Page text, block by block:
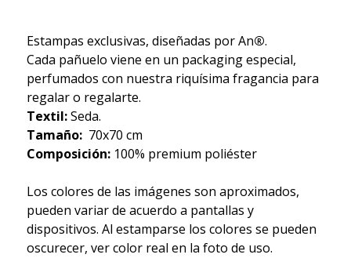
Estampas exclusivas, diseñadas por An®.
Cada pañuelo viene en un packaging especial,
perfumados con nuestra riquísima fragancia para
regalar o regalarte.
Textil:Seda.
Tamaño:70x70 cm
Composición:100% premium poliéster
Los colores de las imágenes son aproximados,
pueden variar de acuerdo a pantallas y
dispositivos. Al estamparse los colores se pueden
oscurecer, ver color real en la foto de uso.